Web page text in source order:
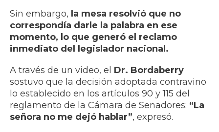
Sin embargo, la mesa resolvió que no
correspondía darle la palabra en ese
momento, lo que generó el reclamo
inmediato del legislador nacional.
A través de un video, el Dr. Bordaberry
sostuvo que la decisión adoptada contravino
lo establecido en los artículos 90 y 115 del
reglamento de la Cámara de Senadores: “La
señora no me dejó hablar”, expresó.